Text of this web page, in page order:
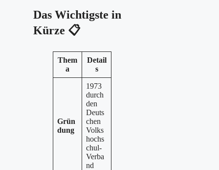
Das Wichtigste in
Kürze 📋
Them
a
Detail
s
Grün
dung
1973
durch
den
Deuts
chen
Volks
hochs
chul-
Verba
nd